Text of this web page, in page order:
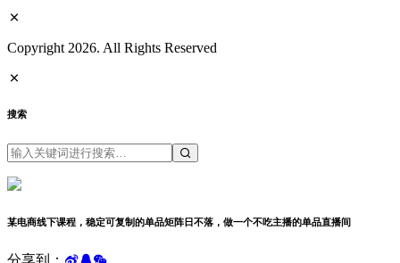
Copyright 2026. All Rights Reserved
搜索
某电商线下课程，稳定可复制的单品矩阵日不落，做一个不吃主播的单品直播间